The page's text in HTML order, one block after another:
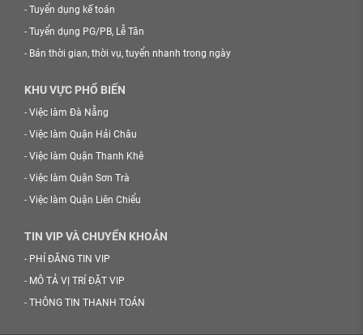
- Tuyển dụng kế toán
- Tuyển dụng PG/PB, Lễ Tân
- Bán thời gian, thời vụ, tuyển nhanh trong ngày
KHU VỰC PHỔ BIẾN
- Việc làm Đà Nẵng
- Việc làm Quận Hải Châu
- Việc làm Quận Thanh Khê
- Việc làm Quận Sơn Trà
- Việc làm Quận Liên Chiểu
TIN VIP VÀ CHUYỂN KHOẢN
- PHÍ ĐĂNG TIN VIP
- MÔ TẢ VỊ TRÍ ĐẶT VIP
- THÔNG TIN THANH TOÁN